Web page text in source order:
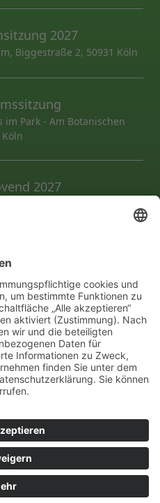
2027
Biggestraße 2, 50931 Köln
im Park - Am Botanischen
2027
Kölner